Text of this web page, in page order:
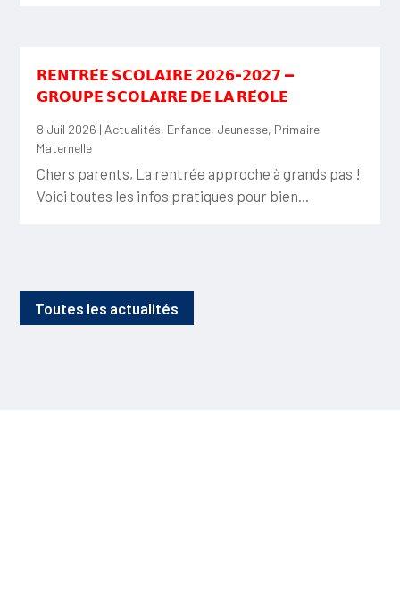
𝗥𝗘𝗡𝗧𝗥𝗘́𝗘 𝗦𝗖𝗢𝗟𝗔𝗜𝗥𝗘 𝟮𝟬𝟮𝟲-𝟮𝟬𝟮𝟳 —
𝗚𝗥𝗢𝗨𝗣𝗘 𝗦𝗖𝗢𝗟𝗔𝗜𝗥𝗘 𝗗𝗘 𝗟𝗔 𝗥𝗘́𝗢𝗟𝗘
8 Juil 2026 | Actualités, Enfance, Jeunesse, Primaire
Maternelle
Chers parents, La rentrée approche à grands pas !
Voici toutes les infos pratiques pour bien...
Toutes les actualités